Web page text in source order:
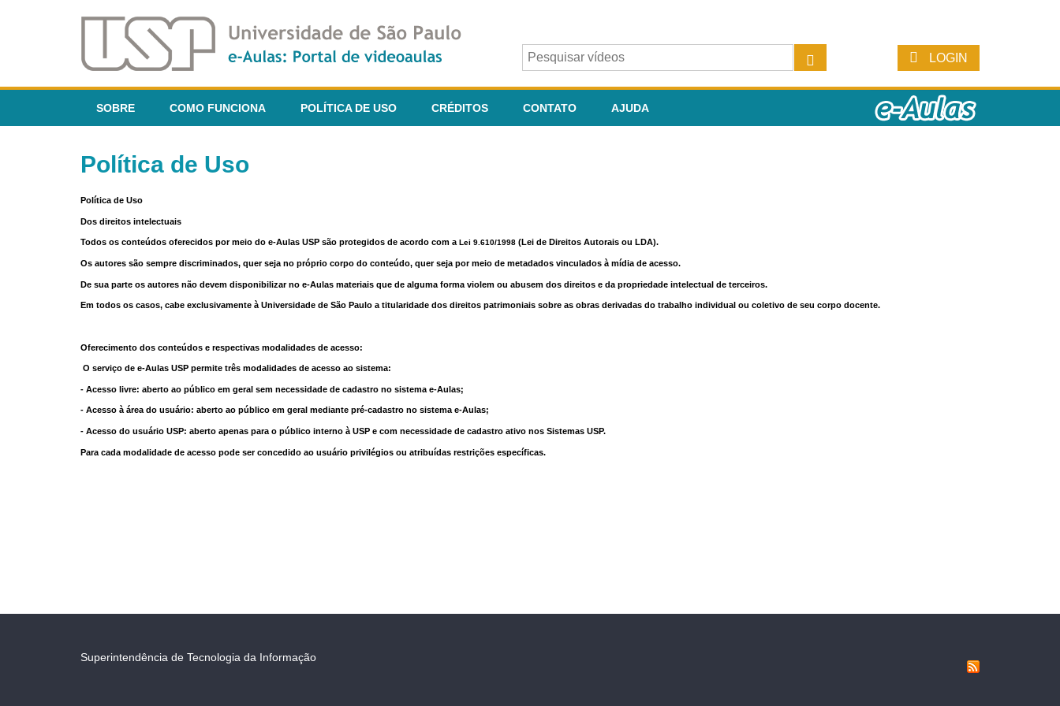
LOGIN
SOBRE COMO FUNCIONA POLÍTICA DE USO CRÉDITOS CONTATO AJUDA
Política de Uso
Política de Uso
Dos direitos intelectuais
Todos os conteúdos oferecidos por meio do e-Aulas USP são protegidos de acordo com a Lei 9.610/1998 (Lei de Direitos Autorais ou LDA).
Os autores são sempre discriminados, quer seja no próprio corpo do conteúdo, quer seja por meio de metadados vinculados à mídia de acesso.
De sua parte os autores não devem disponibilizar no e-Aulas materiais que de alguma forma violem ou abusem dos direitos e da propriedade intelectual de terceiros.
Em todos os casos, cabe exclusivamente à Universidade de São Paulo a titularidade dos direitos patrimoniais sobre as obras derivadas do trabalho individual ou coletivo de seu corpo docente.
Oferecimento dos conteúdos e respectivas modalidades de acesso:
O serviço de e-Aulas USP permite três modalidades de acesso ao sistema:
- Acesso livre: aberto ao público em geral sem necessidade de cadastro no sistema e-Aulas;
- Acesso à área do usuário: aberto ao público em geral mediante pré-cadastro no sistema e-Aulas;
- Acesso do usuário USP: aberto apenas para o público interno à USP e com necessidade de cadastro ativo nos Sistemas USP.
Para cada modalidade de acesso pode ser concedido ao usuário privilégios ou atribuídas restrições específicas.
Superintendência de Tecnologia da Informação